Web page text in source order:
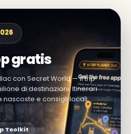
gratis
con Secret World — il trip
di destinazioni. Itinerari
e consigli locali.
Toolkit